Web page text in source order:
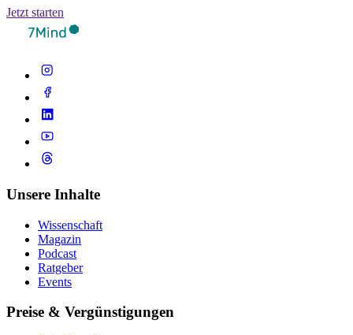
Jetzt starten
Unsere Inhalte
Wissenschaft
Magazin
Podcast
Ratgeber
Events
Preise & Vergünstigungen